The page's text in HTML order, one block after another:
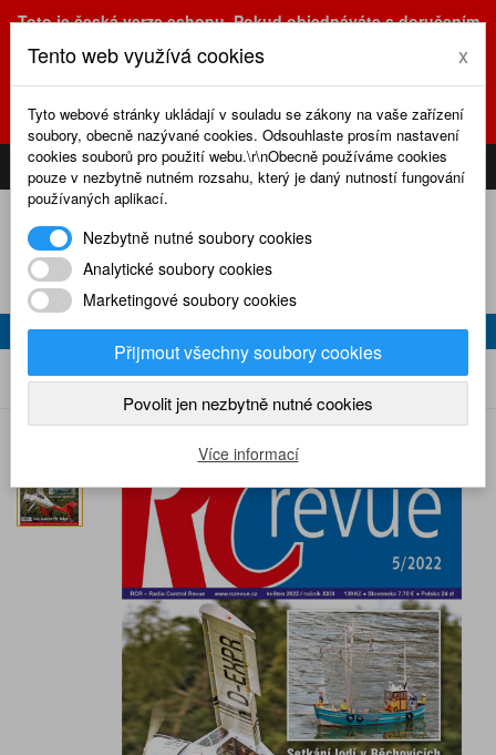
Toto je česká verze eshopu. Pokud objednáváte s doručením
(sk.eshop.rcrevue.cz - kliknutím na slovenskou vlajku)
POZOR ZMĚNA : výdejní místo a kancelář jsou nyní na adrese
Olšanská 3, Praha 3, tel. (+420) 222 723 388, 774 777 794.
CS
SK PŘIHLÁSIT KOŠÍK
RC REVUE 5/2022
Home Naše časopisy RC revue 2022 RC revue 5/2022
Tento web využívá cookies x
Tyto webové stránky ukládají v souladu se zákony na vaše zařízení
soubory, obecně nazývané cookies. Odsouhlaste prosím nastavení
cookies souborů pro použití webu.\r\nObecně používáme cookies
pouze v nezbytně nutném rozsahu, který je daný nutností fungování
používaných aplikací.
Nezbytně nutné soubory cookies
Analytické soubory cookies
Marketingové soubory cookies
Přijmout všechny soubory cookies
Povolit jen nezbytně nutné cookies
Více informací